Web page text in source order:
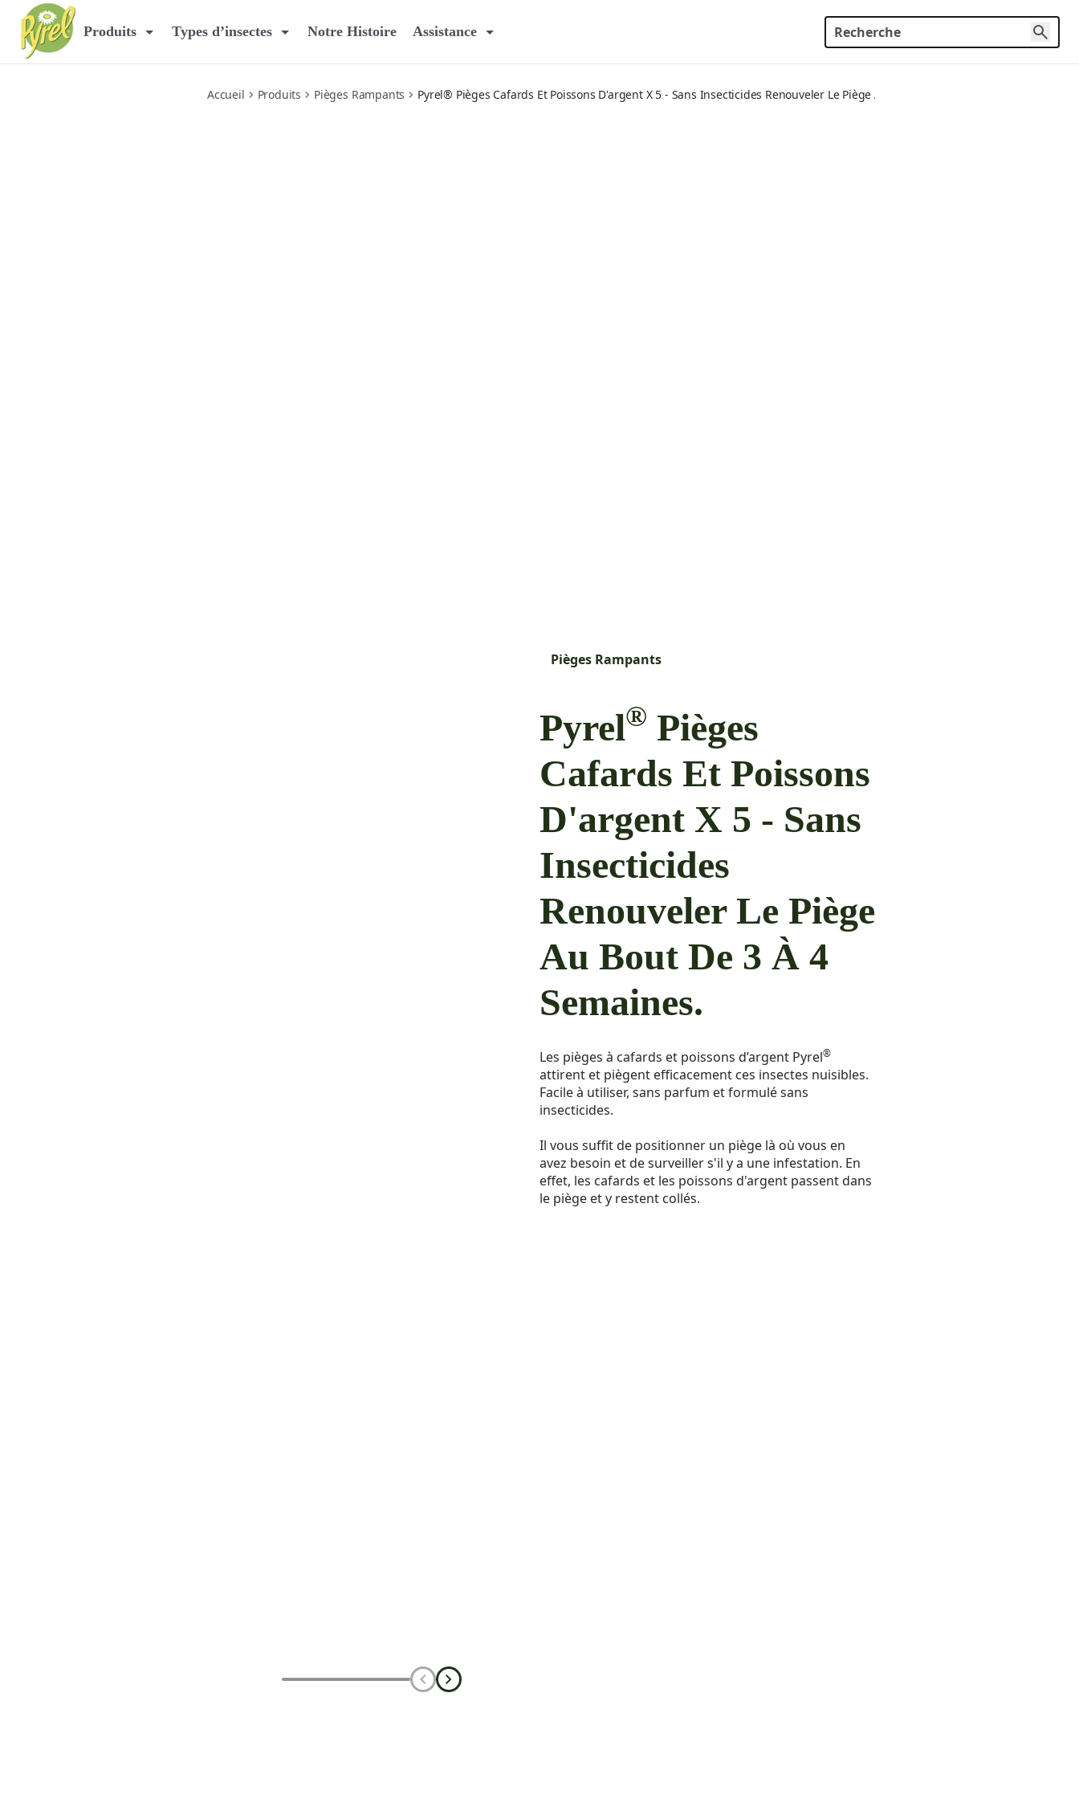
cafards-et-poissons-dargent
Produits Types d’insectes Notre Histoire Assistance
Accueil Produits Pièges Rampants Pyrel® Pièges Cafards Et Poissons D'argent X 5 - Sans Insecticides Renouveler Le Piège Au Bout De 3 À 4 Semaines.
Pièges Rampants
Pyrel® Pièges
Cafards Et Poissons
D'argent X 5 - Sans
Insecticides
Renouveler Le Piège
Au Bout De 3 À 4
Semaines.
Les pièges à cafards et poissons d’argent Pyrel®
attirent et piègent efficacement ces insectes nuisibles.
Facile à utiliser, sans parfum et formulé sans
insecticides.
Il vous suffit de positionner un piège là où vous en
avez besoin et de surveiller s'il y a une infestation. En
effet, les cafards et les poissons d'argent passent dans
le piège et y restent collés.